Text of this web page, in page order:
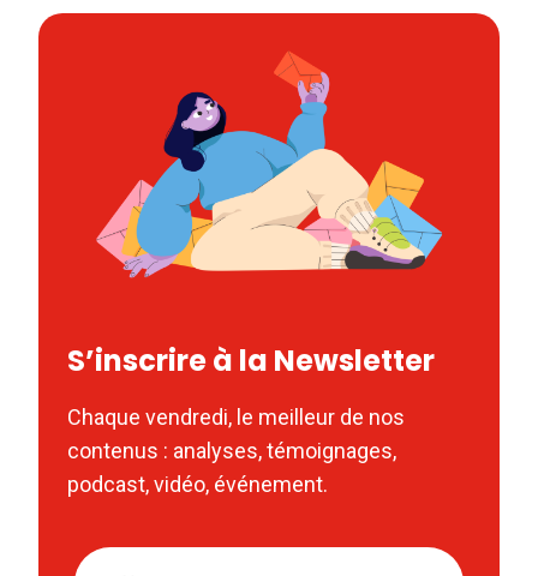
S’inscrire à la Newsletter
Chaque vendredi, le meilleur de nos
contenus : analyses, témoignages,
podcast, vidéo, événement.
Nom